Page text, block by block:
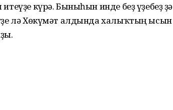
күрә. Быныһын инде беҙ үҙебеҙ ҙә
лә Хөкүмәт алдында халыҡтың ысын